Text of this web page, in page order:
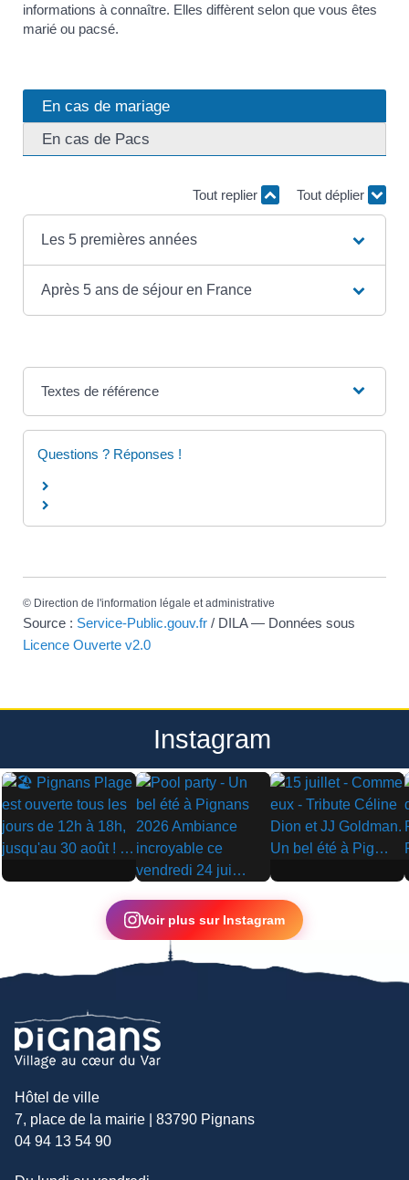
informations à connaître. Elles diffèrent selon que vous êtes
marié ou pacsé.
En cas de mariage
En cas de Pacs
Tout replier Tout déplier
Les 5 premières années
Après 5 ans de séjour en France
Textes de référence
Questions ? Réponses !
© Direction de l'information légale et administrative
Source : Service-Public.gouv.fr / DILA — Données sous
Licence Ouverte v2.0
Instagram
▶
▶
▶
Voir plus sur Instagram
Hôtel de ville
7, place de la mairie | 83790 Pignans
04 94 13 54 90